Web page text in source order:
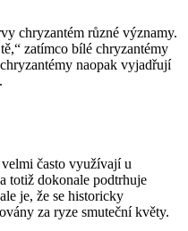
chryzantém různé významy.
zatímco bílé chryzantémy
naopak vyjadřují
často využívají u
totiž dokonale podtrhuje
je, že se historicky
za ryze smuteční květy.